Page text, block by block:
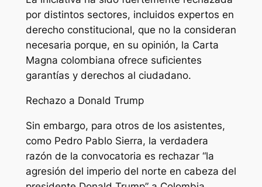
por distintos sectores, incluidos expertos en
derecho constitucional, que no la consideran
necesaria porque, en su opinión, la Carta
Magna colombiana ofrece suficientes
garantías y derechos al ciudadano.
Rechazo a Donald Trump
Sin embargo, para otros de los asistentes,
como Pedro Pablo Sierra, la verdadera
razón de la convocatoria es rechazar “la
agresión del imperio del norte en cabeza del